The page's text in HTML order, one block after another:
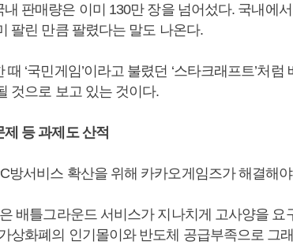
판매량은 이미 130만 장을 넘어섰다. 국내에
팔린 만큼 팔렸다는 말도 나온다.
‘국민게임’이라고 불렸던 ‘스타크래프트’처
것으로 보고 있는 것이다.
등 과제도 산적
방서비스 확산을 위해 카카오게임즈가 해결해
배틀그라운드 서비스가 지나치게 고사양을 요
상화폐의 인기몰이와 반도체 공급부족으로 그